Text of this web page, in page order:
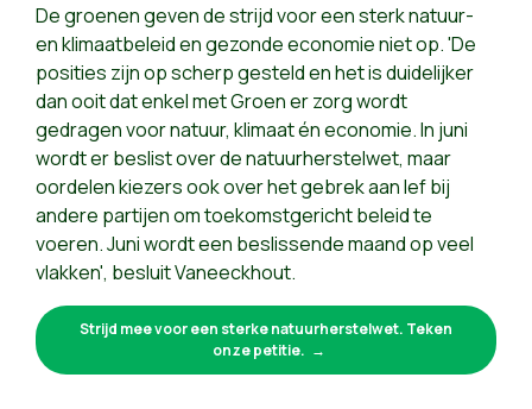
De groenen geven de strijd voor een sterk natuur-
en klimaatbeleid en gezonde economie niet op. 'De
posities zijn op scherp gesteld en het is duidelijker
dan ooit dat enkel met Groen er zorg wordt
gedragen voor natuur, klimaat én economie. In juni
wordt er beslist over de natuurherstelwet, maar
oordelen kiezers ook over het gebrek aan lef bij
andere partijen om toekomstgericht beleid te
voeren. Juni wordt een beslissende maand op veel
vlakken', besluit Vaneeckhout.
Strijd mee voor een sterke natuurherstelwet. Teken
onze petitie.